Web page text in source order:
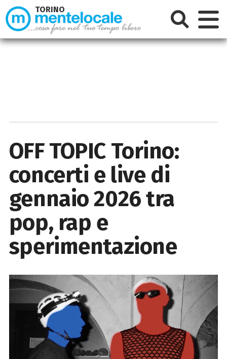
OFF TOPIC Torino:
concerti e live di
gennaio 2026 tra
pop, rap e
sperimentazione
TORINO